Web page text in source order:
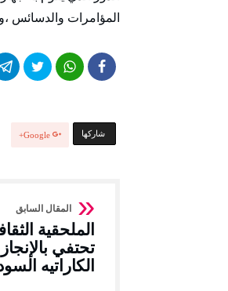
المؤامرات والدسائس
‫‫ شاركها‬ Google+
الملحقية
تحتفي
الكاراتيه